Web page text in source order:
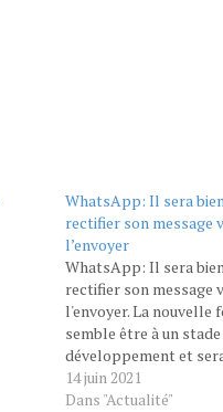
WhatsApp: Il sera
rectifier son message
l’envoyer
WhatsApp: Il sera
rectifier son message
l'envoyer. La nouvelle
semble être à un
développement et
déployée très
WhatsApp prépare un
14 juin 2021
Dans "Actualité"